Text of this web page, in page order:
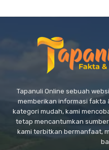
Tapanuli Online sebuah
memberikan informasi fakta
kategori mudah, kami
tetap mencantumkan
kami terbitkan bermanfaat,